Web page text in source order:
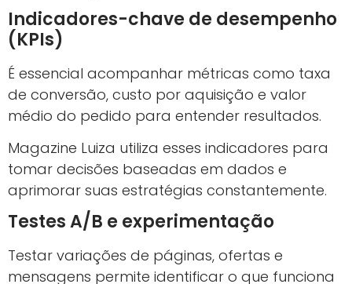
Indicadores-chave de desempenho
(KPIs)
É essencial acompanhar métricas como taxa
de conversão, custo por aquisição e valor
médio do pedido para entender resultados.
Magazine Luiza utiliza esses indicadores para
tomar decisões baseadas em dados e
aprimorar suas estratégias constantemente.
Testes A/B e experimentação
Testar variações de páginas, ofertas e
mensagens permite identificar o que funciona